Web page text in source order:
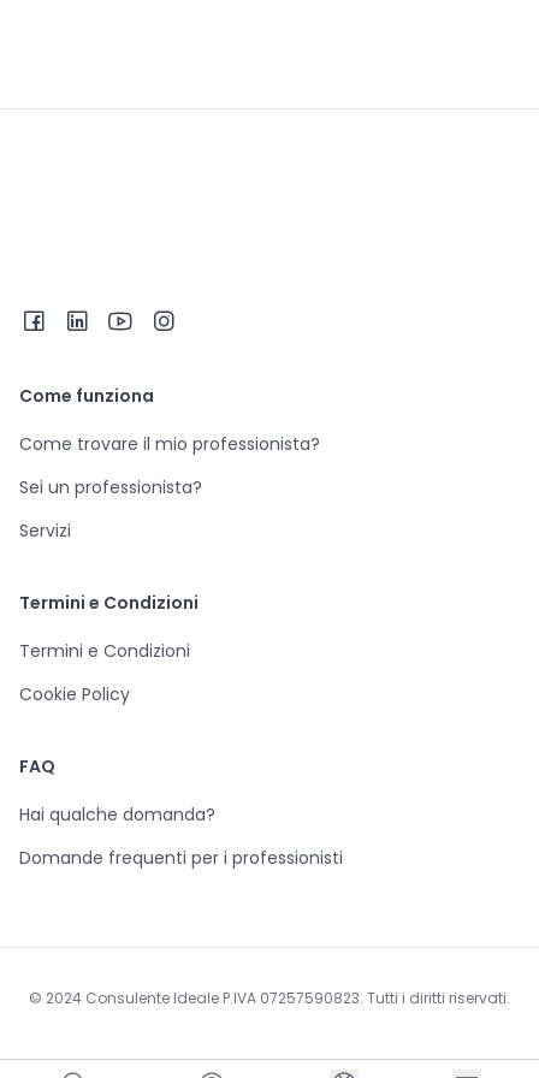
Come funziona
Come trovare il mio professionista?
Sei un professionista?
Servizi
Termini e Condizioni
Termini e Condizioni
Cookie Policy
FAQ
Hai qualche domanda?
Domande frequenti per i professionisti
© 2024 Consulente Ideale P.IVA 07257590823. Tutti i diritti riservati.